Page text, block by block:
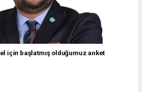
için başlatmış olduğumuz anket